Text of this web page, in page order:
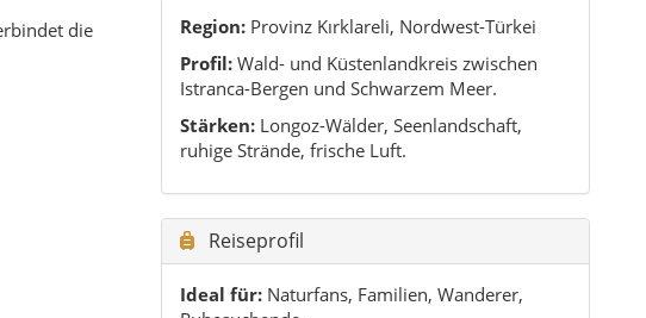
Küste und
Reisedauer:
2–5 Tage für Wald, Seen, Höhle
und Küste.
Kombination:Gut mit Kırklareli-Stadt oder
Vize/Kıyıköy zu verbinden.
Hinweis zu Restaurants
Freundliches Ansprechen auf der Straße ist in
der Türkei normal – viele Gastronomen laden
Gäste aktiv ein. Wenn sich jemand jedoch